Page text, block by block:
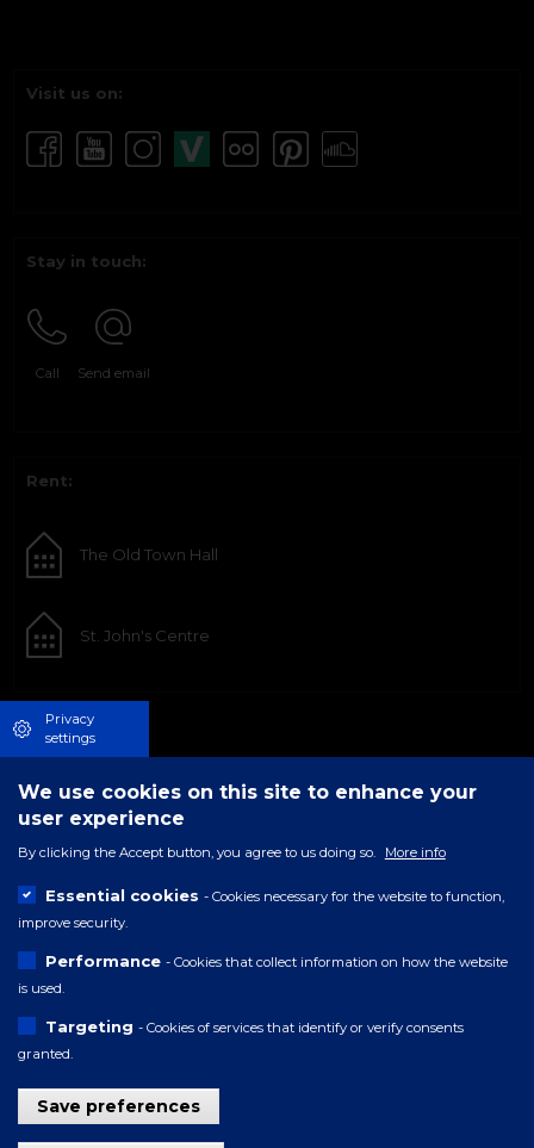
Visit us on:
Stay in touch:
Call Send email
Rent:
The Old Town Hall
St. John's Centre
Privacy
settings
We use cookies on this site to enhance your
user experience
By clicking the Accept button, you agree to us doing so. More info
Essential cookies - Cookies necessary for the website to function,
improve security.
Performance - Cookies that collect information on how the website
is used.
Targeting - Cookies of services that identify or verify consents
granted.
Save preferences